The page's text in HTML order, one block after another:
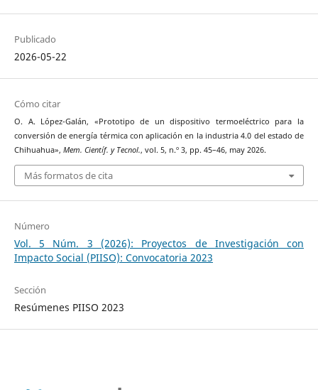
Publicado
2026-05-22
Cómo citar
O. A. López-Galán, «Prototipo de un dispositivo termoeléctrico para la
conversión de energía térmica con aplicación en la industria 4.0 del estado de
Chihuahua», Mem. Científ. y Tecnol., vol. 5, n.º 3, pp. 45–46, may 2026.
Más formatos de cita
Número
Vol. 5 Núm. 3 (2026): Proyectos de Investigación con
Impacto Social (PIISO): Convocatoria 2023
Sección
Resúmenes PIISO 2023